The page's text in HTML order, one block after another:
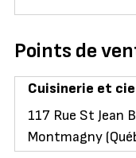
Points de
Cuisinerie et cie
117 Rue St Jean
Montmagny